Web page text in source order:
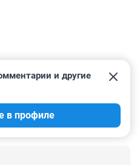
и другие
в профиле